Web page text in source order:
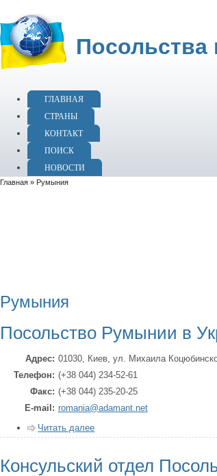
Посольства
ГЛАВНАЯ
СТРАНЫ
КОНТАКТ
ПОИСК
НОВОСТИ
Главная » Румыния
Румыния
Посольство Румынии в
Адрес
01030, Киев, ул. Михаила
Телефон
(+38 044) 234-52-61
Факс
(+38 044) 235-20-25
Е-mаil
romania@adamant.net
Читать далее
Консульский отдел